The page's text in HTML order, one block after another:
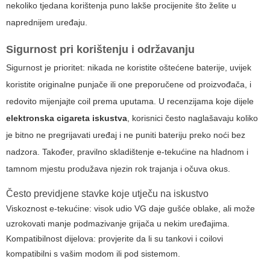
nekoliko tjedana korištenja puno lakše procijenite što želite u
naprednijem uređaju.
Sigurnost pri korištenju i održavanju
Sigurnost je prioritet: nikada ne koristite oštećene baterije, uvijek
koristite originalne punjače ili one preporučene od proizvođača, i
redovito mijenjajte coil prema uputama. U recenzijama koje dijele
elektronska cigareta iskustva , korisnici često naglašavaju koliko
je bitno ne pregrijavati uređaj i ne puniti bateriju preko noći bez
nadzora. Također, pravilno skladištenje e-tekućine na hladnom i
tamnom mjestu produžava njezin rok trajanja i očuva okus.
Često previdjene stavke koje utječu na iskustvo
Viskoznost e-tekućine: visok udio VG daje gušće oblake, ali može
uzrokovati manje podmazivanje grijača u nekim uređajima.
Kompatibilnost dijelova: provjerite da li su tankovi i coilovi
kompatibilni s vašim modom ili pod sistemom.